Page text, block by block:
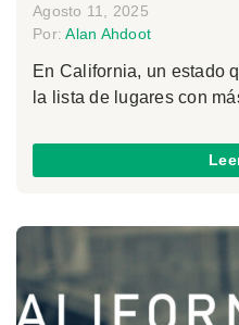
Agosto 11, 2025
Por:Alan Ahdoot
En California, un estado
la lista de lugares con